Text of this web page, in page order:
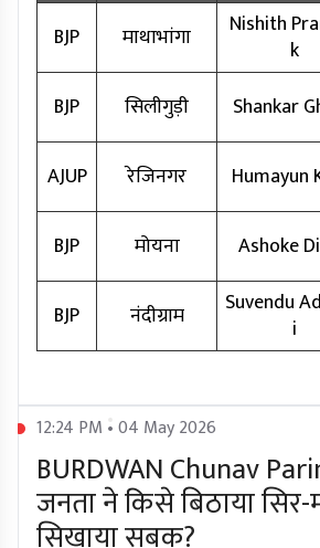
BJP माथाभांगा
Nishith
k
BJP
सिलीगुड़ी Shankar
AJUP
रेजिनगर Humayun
BJP
मोयना Ashoke
BJP
नंदीग्राम
Suvendu
i
12:24 PM • 04 May 2026
BURDWAN Chunav
जनता ने किसे बिठाया